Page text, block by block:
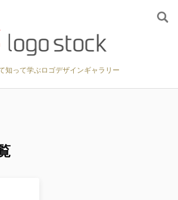
知って学ぶロゴデザインギャラリー